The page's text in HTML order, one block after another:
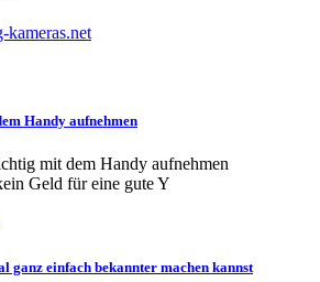
Handy aufnehmen
mit dem Handy aufnehmen
Geld für eine gute Y
ganz einfach bekannter machen kannst